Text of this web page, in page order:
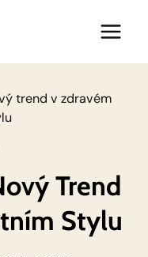
trend v zdravém
Trend
Stylu